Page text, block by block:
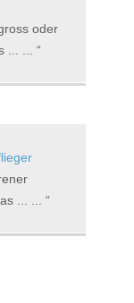
oder
... ...
... ...